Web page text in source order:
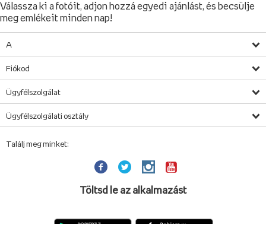
Válassza ki a fotóit, adjon hozzá egyedi ajánlást, és becsülje
meg emlékeit minden nap!
A
Fiókod
Ügyfélszolgálat
Ügyfélszolgálati osztály
Találj meg minket:
Töltsd le az alkalmazást